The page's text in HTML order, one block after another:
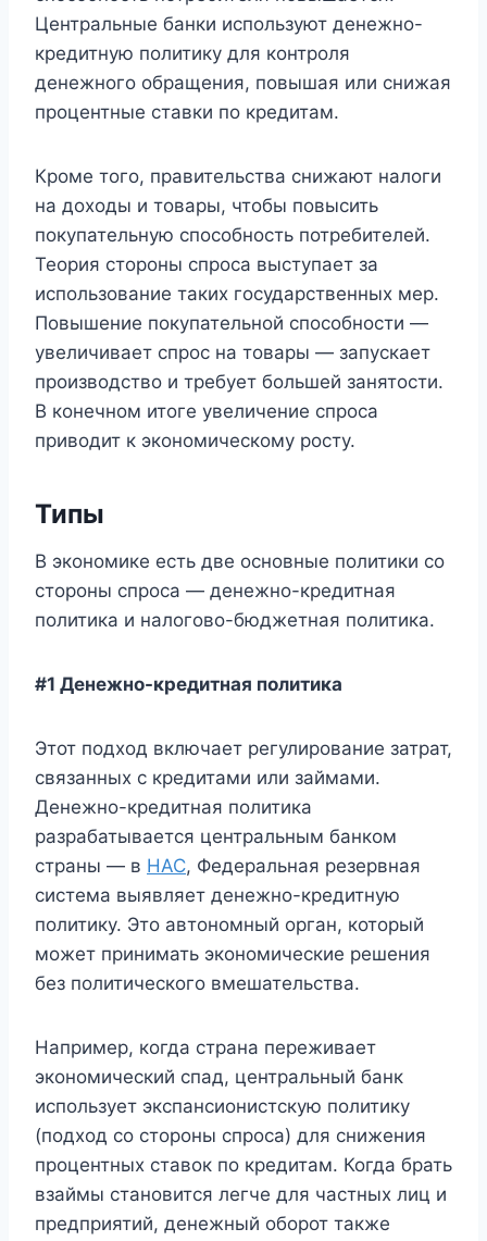
Центральные банки используют денежно-
кредитную политику для контроля
денежного обращения, повышая или снижая
процентные ставки по кредитам.
Кроме того, правительства снижают налоги
на доходы и товары, чтобы повысить
покупательную способность потребителей.
Теория стороны спроса выступает за
использование таких государственных мер.
Повышение покупательной способности —
увеличивает спрос на товары — запускает
производство и требует большей занятости.
В конечном итоге увеличение спроса
приводит к экономическому росту.
Типы
В экономике есть две основные политики со
стороны спроса — денежно-кредитная
политика и налогово-бюджетная политика.
#1 Денежно-кредитная политика
Этот подход включает регулирование затрат,
связанных с кредитами или займами.
Денежно-кредитная политика
разрабатывается центральным банком
страны — в НАС, Федеральная резервная
система выявляет денежно-кредитную
политику. Это автономный орган, который
может принимать экономические решения
без политического вмешательства.
Например, когда страна переживает
экономический спад, центральный банк
использует экспансионистскую политику
(подход со стороны спроса) для снижения
процентных ставок по кредитам. Когда брать
взаймы становится легче для частных лиц и
предприятий, денежный оборот также